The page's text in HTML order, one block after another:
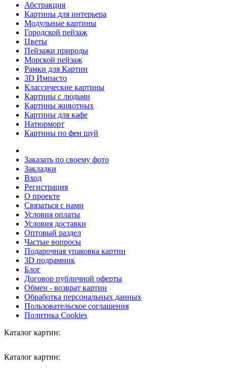
Абстракция
Картины для интерьера
Модульные картины
Городской пейзаж
Цветы
Пейзажи природы
Морской пейзаж
Рамки для Картин
3D Импасто
Классические картины
Картины с людьми
Картины животных
Картины для кафе
Натюрморт
Картины по фен шуй
Заказать по своему фото
Закладки
Вход
Регистрация
О проекте
Связаться с нами
Условия оплаты
Условия доставки
Оптовый раздел
Частые вопросы
Подарочная упаковка картин
3D подрамник
Блог
Договор публичной оферты
Обмен - возврат картин
Обработка персональных данных
Пользовательское соглашения
Политика Cookies
Каталог картин:
Каталог картин: